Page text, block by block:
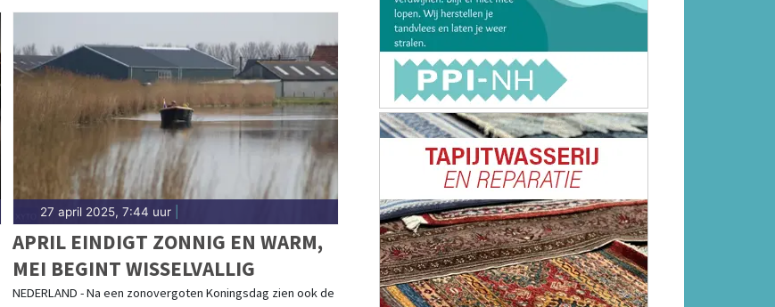
27 april 2025, 7:44 uur|
APRIL EINDIGT ZONNIG EN WARM,
MEI BEGINT WISSELVALLIG
NEDERLAND - Na een zonovergoten Koningsdag zien ook de